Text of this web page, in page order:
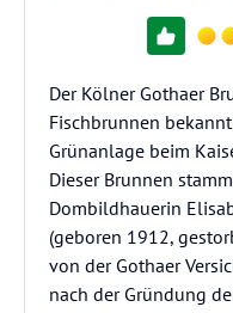
Der Kölner Gothaer
Fischbrunnen
Grünanlage beim
Dieser Brunnen
Dombildhauerin
(geboren 1912,
von der Gothaer
nach der Gründung